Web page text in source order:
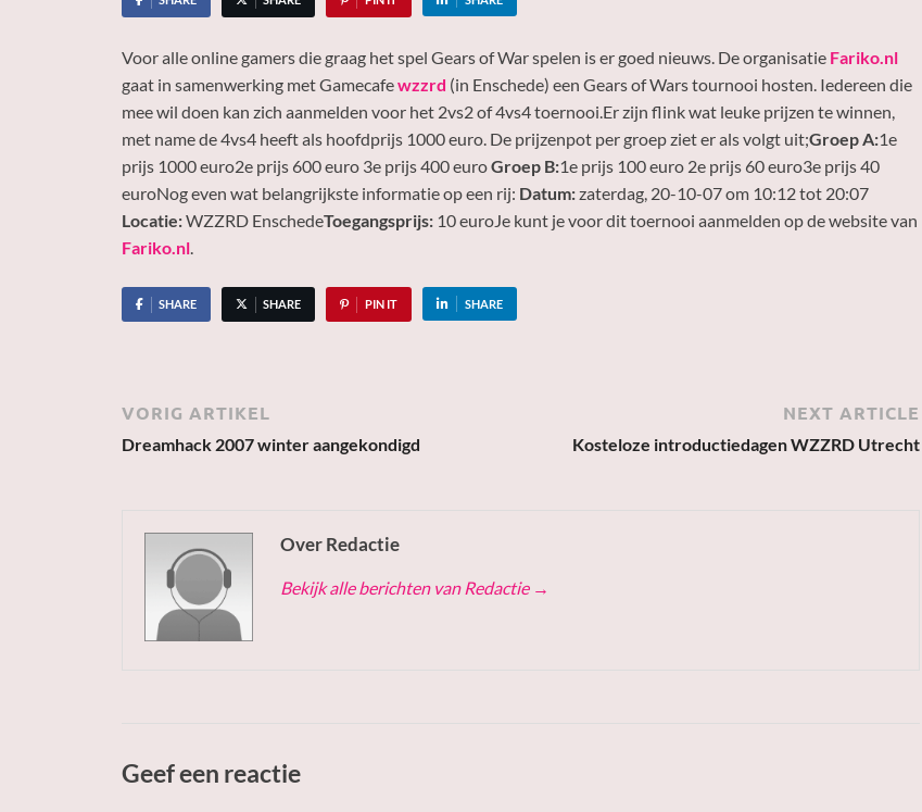
Voor alle online gamers die graag het spel Gears of War spelen is er goed nieuws. De organisatie Fariko.nl
gaat in samenwerking met Gamecafewzzrd (in Enschede) een Gears of Wars tournooi hosten. Iedereen die
mee wil doen kan zich aanmelden voor het 2vs2 of 4vs4 toernooi.Er zijn flink wat leuke prijzen te winnen,
met name de 4vs4 heeft als hoofdprijs 1000 euro. De prijzenpot per groep ziet er als volgt uit;Groep A:1e
prijs 1000 euro2e prijs 600 euro 3e prijs 400 euroGroep B:1e prijs 100 euro 2e prijs 60 euro3e prijs 40
euroNog even wat belangrijkste informatie op een rij: Datum:zaterdag, 20-10-07 om 10:12 tot 20:07
Locatie:WZZRD EnschedeToegangsprijs: 10 euroJe kunt je voor dit toernooi aanmelden op de website van
Fariko.nl.
SHARE SHARE PIN IT SHARE
VORIG ARTIKEL
Dreamhack 2007 winter aangekondigd
NEXT ARTICLE
Kosteloze introductiedagen WZZRD Utrecht
Over Redactie
Bekijk alle berichten van Redactie →
Geef een reactie